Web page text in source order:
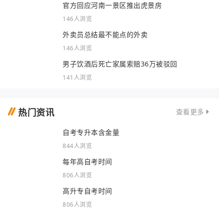
官方回应河南一景区推出虎景房
146人浏览
外卖员总结最不能点的外卖
146人浏览
男子饮酒后死亡家属索赔36万被驳回
141人浏览
热门资讯 查看更多
自考专升本含金量
844人浏览
每年高自考时间
806人浏览
高升专自考时间
806人浏览